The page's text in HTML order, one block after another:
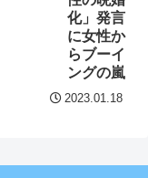
化」発言
に女性か
らブーイ
ングの嵐
2023.01.18